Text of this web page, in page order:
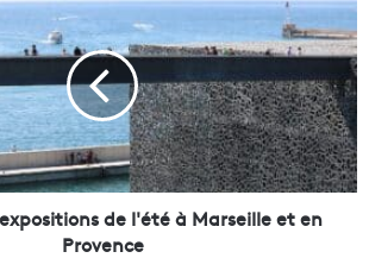
de l'été à Marseille et en
Provence